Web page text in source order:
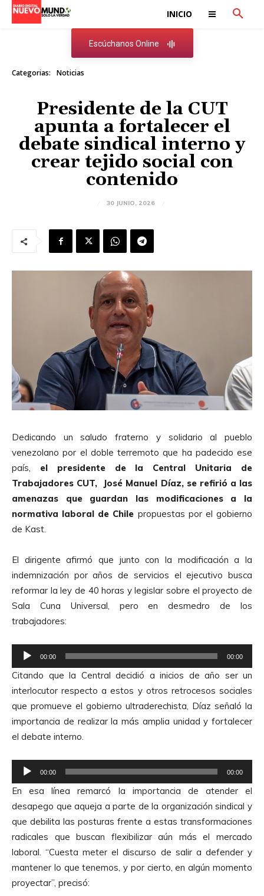
INICIO
Escúchanos Online
Categorias: Noticias
Presidente de la CUT
apunta a fortalecer el
debate sindical interno y
crear tejido social con
contenido
30 JUNIO, 2026
Dedicando un saludo fraterno y solidario al pueblo
venezolano por el doble terremoto que ha padecido ese
país,
el presidente de la Central Unitaria de
Trabajadores CUT, José Manuel Díaz, se refirió a las
amenazas que guardan las modificaciones a la
normativa laboral de Chile propuestas por el gobierno
de Kast.
El dirigente afirmó que junto con la modificación a la
indemnización por años de servicios el ejecutivo busca
reformar la ley de 40 horas y legislar sobre el proyecto de
Sala Cuna Universal, pero en desmedro de los
trabajadores:
e
p
r
o
d
u
c
o
r
d
e
A
u
d
00:00 00:00
Citando que la Central decidió a inicios de año ser un
interlocutor respecto a estos y otros retrocesos sociales
que promueve el gobierno ultraderechista, Díaz señaló la
importancia de realizar la más amplia unidad y fortalecer
el debate interno.
e
p
r
o
d
u
c
t
00:00 00:00
En esa línea remarcó la importancia de atender el
desapego que aqueja a parte de la organización sindical y
que debilita las posturas frente a estas transformaciones
radicales que buscan flexibilizar aún más el mercado
laboral. “Cuesta meter el discurso de salir a defender y
mantener lo que tenemos, y por cierto, en algún momento
proyectar”, precisó: